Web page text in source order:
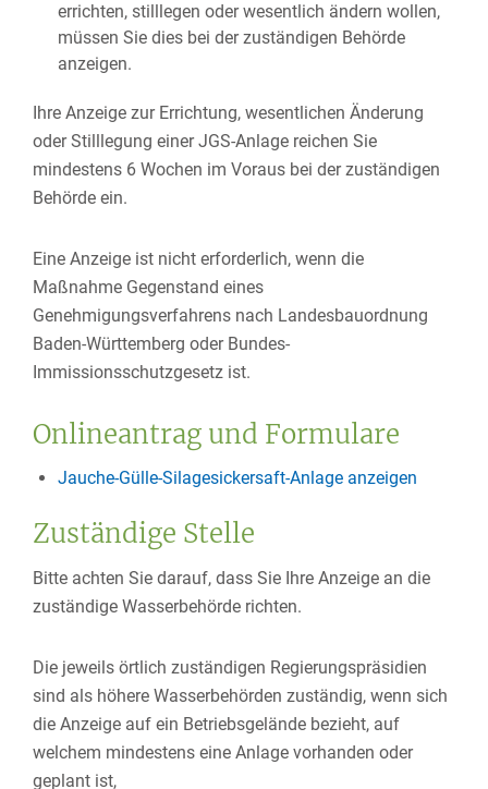
errichten, stilllegen oder wesentlich ändern wollen,
müssen Sie dies bei der zuständigen Behörde
anzeigen.
Ihre Anzeige zur Errichtung, wesentlichen Änderung
oder Stilllegung einer JGS-Anlage reichen Sie
mindestens 6 Wochen im Voraus bei der zuständigen
Behörde ein.
Eine Anzeige ist nicht erforderlich, wenn die
Maßnahme Gegenstand eines
Genehmigungsverfahrens nach Landesbauordnung
Baden-Württemberg oder Bundes-
Immissionsschutzgesetz ist.
Onlineantrag und Formulare
Jauche-Gülle-Silagesickersaft-Anlage anzeigen
Zuständige Stelle
Bitte achten Sie darauf, dass Sie Ihre Anzeige an die
zuständige Wasserbehörde richten.
Die jeweils örtlich zuständigen Regierungspräsidien
sind als höhere Wasserbehörden zuständig, wenn sich
die Anzeige auf ein Betriebsgelände bezieht, auf
welchem mindestens eine Anlage vorhanden oder
geplant ist,